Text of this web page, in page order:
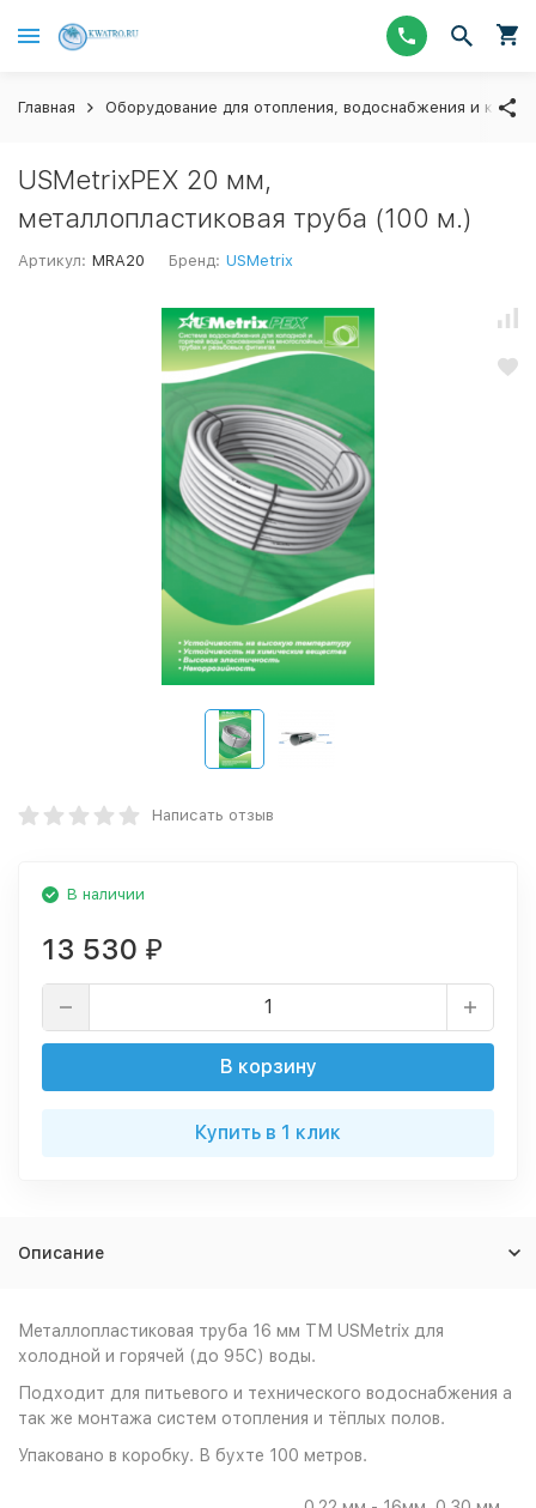
Главная Оборудование для отопления, водоснабжения и
USMetrixPEX 20 мм,
металлопластиковая труба (100 м.)
Артикул: MRA20 Бренд: USMetrix
Написать отзыв
В наличии
13 530 ₽
В корзину
Купить в 1 клик
Описание
Металлопластиковая труба 16 мм ТМ USMetrix для
холодной и горячей (до 95С) воды.
Подходит для питьевого и технического водоснабжения а
так же монтажа систем отопления и тёплых полов.
Упаковано в коробку. В бухте 100 метров.